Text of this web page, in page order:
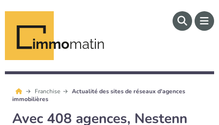
immomatin
Franchise
Actualité des sites de réseaux d'agences
immobilières
Avec 408 agences, Nestenn